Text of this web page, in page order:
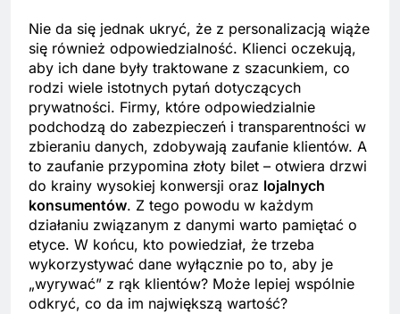
Nie da się jednak ukryć, że z personalizacją wiąże
się również odpowiedzialność. Klienci oczekują,
aby ich dane były traktowane z szacunkiem, co
rodzi wiele istotnych pytań dotyczących
prywatności. Firmy, które odpowiedzialnie
podchodzą do zabezpieczeń i transparentności w
zbieraniu danych, zdobywają zaufanie klientów. A
to zaufanie przypomina złoty bilet – otwiera drzwi
do krainy wysokiej konwersji oraz lojalnych
konsumentów. Z tego powodu w każdym
działaniu związanym z danymi warto pamiętać o
etyce. W końcu, kto powiedział, że trzeba
wykorzystywać dane wyłącznie po to, aby je
„wyrywać” z rąk klientów? Może lepiej wspólnie
odkryć, co da im największą wartość?